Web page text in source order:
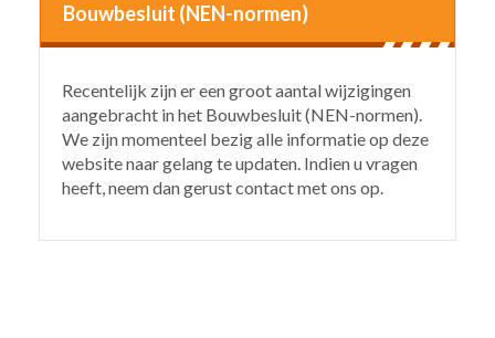
Bouwbesluit (NEN-normen)
Recentelijk zijn er een groot aantal wijzigingen
aangebracht in het Bouwbesluit (NEN-normen).
We zijn momenteel bezig alle informatie op deze
website naar gelang te updaten. Indien u vragen
heeft, neem dan gerust contact met ons op.